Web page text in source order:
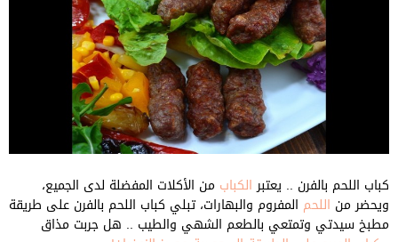
كباب اللحم بالفرن .. يعتبرالكباب من الأكلات المفضلة لدى الجميع،
ويحضر من اللحم المفروم والبهارات، تبلي كباب اللحم بالفرن على طريقة
مطبخ سيدتي وتمتعي بالطعم الشهي والطيب .. هل جربت مذاق